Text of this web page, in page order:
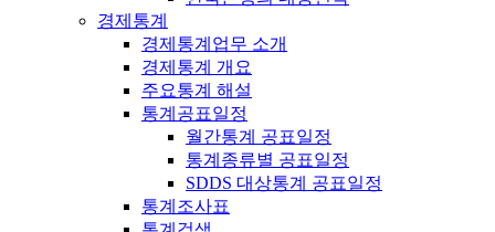
경제통계
경제통계업무 소개
경제통계 개요
주요통계 해설
통계공표일정
월간통계 공표일정
통계종류별 공표일정
SDDS 대상통계 공표일정
통계조사표